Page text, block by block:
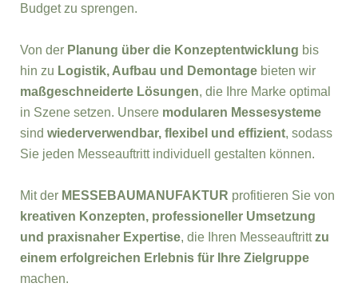
Budget zu sprengen.
Von der Planung über die Konzeptentwicklung bis
hin zu Logistik, Aufbau und Demontage bieten wir
maßgeschneiderte Lösungen, die Ihre Marke optimal
in Szene setzen. Unsere modularen Messesysteme
sind wiederverwendbar, flexibel und effizient, sodass
Sie jeden Messeauftritt individuell gestalten können.
Mit der MESSEBAUMANUFAKTUR profitieren Sie von
kreativen Konzepten, professioneller Umsetzung
und praxisnaher Expertise, die Ihren Messeauftrittzu
einem erfolgreichen Erlebnis für Ihre Zielgruppe
machen.